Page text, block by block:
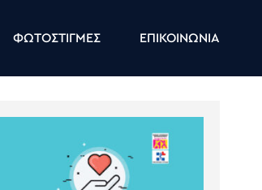
ΦΩΤΟΣΤΙΓΜΕΣ ΕΠΙΚΟΙΝΩΝΙΑ